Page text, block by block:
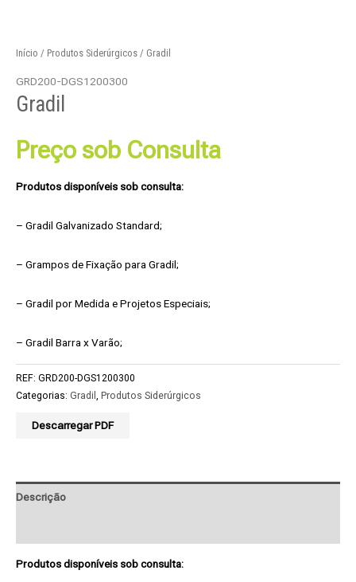
Início / Produtos Siderúrgicos / Gradil
GRD200-DGS1200300
Gradil
Preço sob Consulta
Produtos disponíveis sob consulta:
– Gradil Galvanizado Standard;
– Grampos de Fixação para Gradil;
– Gradil por Medida e Projetos Especiais;
– Gradil Barra x Varão;
REF: GRD200-DGS1200300
Categorias: Gradil Produtos Siderúrgicos
Descarregar PDF
Descrição
Produtos disponíveis sob consulta: